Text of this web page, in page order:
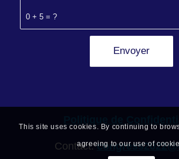
0 + 5 = ?
Contact:
This site uses cookies. By continuing to
agreeing to our use of